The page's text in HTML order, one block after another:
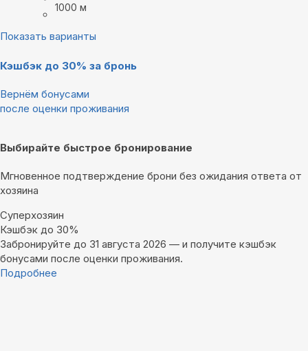
1000 м
Показать варианты
Кэшбэк до 30% за бронь
Вернём бонусами
после оценки проживания
Выбирайте быстрое бронирование
Мгновенное подтверждение брони без ожидания ответа от
хозяина
Суперхозяин
Кэшбэк до 30%
Забронируйте до 31 августа 2026 — и получите кэшбэк
бонусами после оценки проживания.
Подробнее